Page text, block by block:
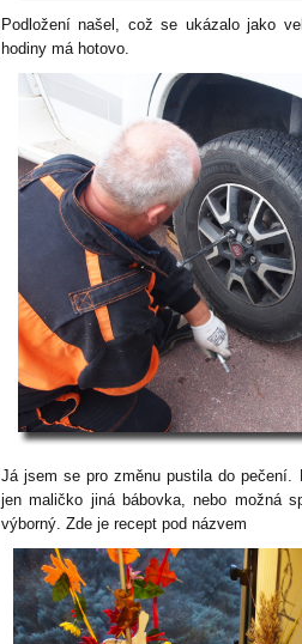
Podložení našel, což se ukázalo jako
hodiny má hotovo.
Já jsem se pro změnu pustila do
jen maličko jiná bábovka, nebo možná
výborný. Zde je recept pod názvem